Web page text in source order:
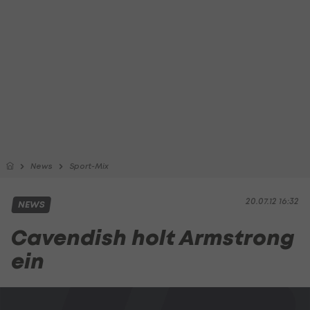
News Sport-Mix
20.07.12 16:32
NEWS
Cavendish holt Armstrong
ein